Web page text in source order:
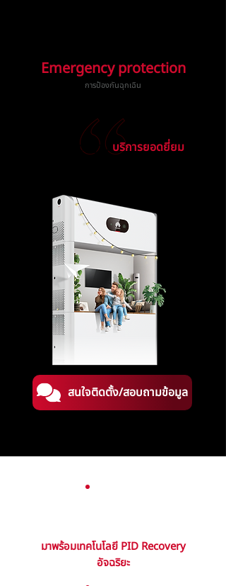
Emergency protection
การป้องกันฉุกเฉิน
เหนือกว่ามาตรฐานบริการยอดยี่ยมทีม
สนใจติดตั้ง/สอบถามข้อมูล
มาพร้อมเทคโนโลยี PID Recovery
อัจฉริยะ